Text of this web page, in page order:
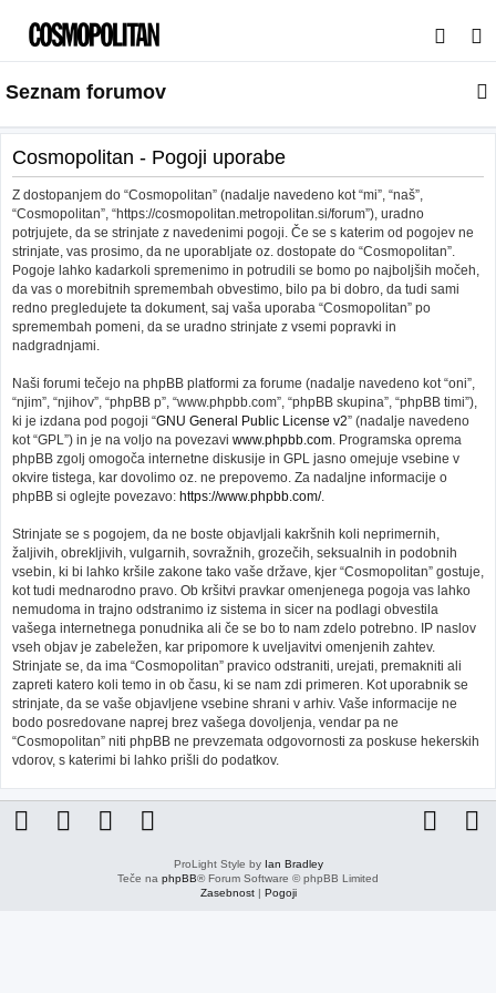
s
a
j
Seznam forumov
Cosmopolitan - Pogoji uporabe
Z dostopanjem do “Cosmopolitan” (nadalje navedeno kot “mi”, “naš”,
“Cosmopolitan”, “https://cosmopolitan.metropolitan.si/forum”), uradno
potrjujete, da se strinjate z navedenimi pogoji. Če se s katerim od pogojev ne
strinjate, vas prosimo, da ne uporabljate oz. dostopate do “Cosmopolitan”.
Pogoje lahko kadarkoli spremenimo in potrudili se bomo po najboljših močeh,
da vas o morebitnih spremembah obvestimo, bilo pa bi dobro, da tudi sami
redno pregledujete ta dokument, saj vaša uporaba “Cosmopolitan” po
spremembah pomeni, da se uradno strinjate z vsemi popravki in
nadgradnjami.
Naši forumi tečejo na phpBB platformi za forume (nadalje navedeno kot “oni”,
“njim”, “njihov”, “phpBB p”, “www.phpbb.com”, “phpBB skupina”, “phpBB timi”),
ki je izdana pod pogoji “GNU General Public License v2” (nadalje navedeno
kot “GPL”) in je na voljo na povezavi www.phpbb.com. Programska oprema
phpBB zgolj omogoča internetne diskusije in GPL jasno omejuje vsebine v
okvire tistega, kar dovolimo oz. ne prepovemo. Za nadaljne informacije o
phpBB si oglejte povezavo: https://www.phpbb.com/.
Strinjate se s pogojem, da ne boste objavljali kakršnih koli neprimernih,
žaljivih, obrekljivih, vulgarnih, sovražnih, grozečih, seksualnih in podobnih
vsebin, ki bi lahko kršile zakone tako vaše države, kjer “Cosmopolitan” gostuje,
kot tudi mednarodno pravo. Ob kršitvi pravkar omenjenega pogoja vas lahko
nemudoma in trajno odstranimo iz sistema in sicer na podlagi obvestila
vašega internetnega ponudnika ali če se bo to nam zdelo potrebno. IP naslov
vseh objav je zabeležen, kar pripomore k uveljavitvi omenjenih zahtev.
Strinjate se, da ima “Cosmopolitan” pravico odstraniti, urejati, premakniti ali
zapreti katero koli temo in ob času, ki se nam zdi primeren. Kot uporabnik se
strinjate, da se vaše objavljene vsebine shrani v arhiv. Vaše informacije ne
bodo posredovane naprej brez vašega dovoljenja, vendar pa ne
“Cosmopolitan” niti phpBB ne prevzemata odgovornosti za poskuse hekerskih
vdorov, s katerimi bi lahko prišli do podatkov.
ProLight Style by Ian Bradley
Teče na phpBB® Forum Software © phpBB Limited
Zasebnost| Pogoji